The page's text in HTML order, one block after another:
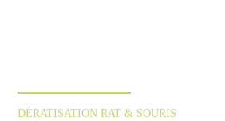
DÉRATISATION RAT & SOURIS